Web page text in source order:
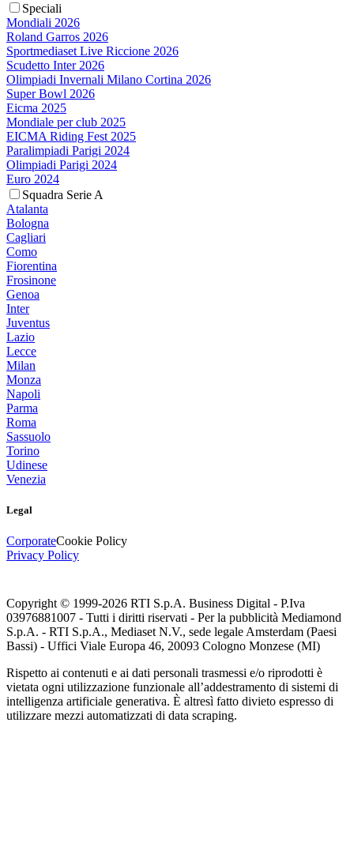
Speciali
Mondiali 2026
Roland Garros 2026
Sportmediaset Live Riccione 2026
Scudetto Inter 2026
Olimpiadi Invernali Milano Cortina 2026
Super Bowl 2026
Eicma 2025
Mondiale per club 2025
EICMA Riding Fest 2025
Paralimpiadi Parigi 2024
Olimpiadi Parigi 2024
Euro 2024
Squadra Serie A
Atalanta
Bologna
Cagliari
Como
Fiorentina
Frosinone
Genoa
Inter
Juventus
Lazio
Lecce
Milan
Monza
Napoli
Parma
Roma
Sassuolo
Torino
Udinese
Venezia
Legal
CorporateCookie Policy
Privacy Policy
Copyright © 1999-2026 RTI S.p.A. Business Digital - P.Iva
03976881007 - Tutti i diritti riservati - Per la pubblicità Mediamond
S.p.A. - RTI S.p.A., Mediaset N.V., sede legale Amsterdam (Paesi
Bassi) - Uffici Viale Europa 46, 20093 Cologno Monzese (MI)
Rispetto ai contenuti e ai dati personali trasmessi e/o riprodotti è
vietata ogni utilizzazione funzionale all’addestramento di sistemi di
intelligenza artificiale generativa. È altresì fatto divieto espresso di
utilizzare mezzi automatizzati di data scraping.